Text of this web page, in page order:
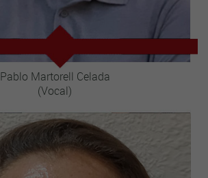
Pablo Martorell Celada
(Vocal)